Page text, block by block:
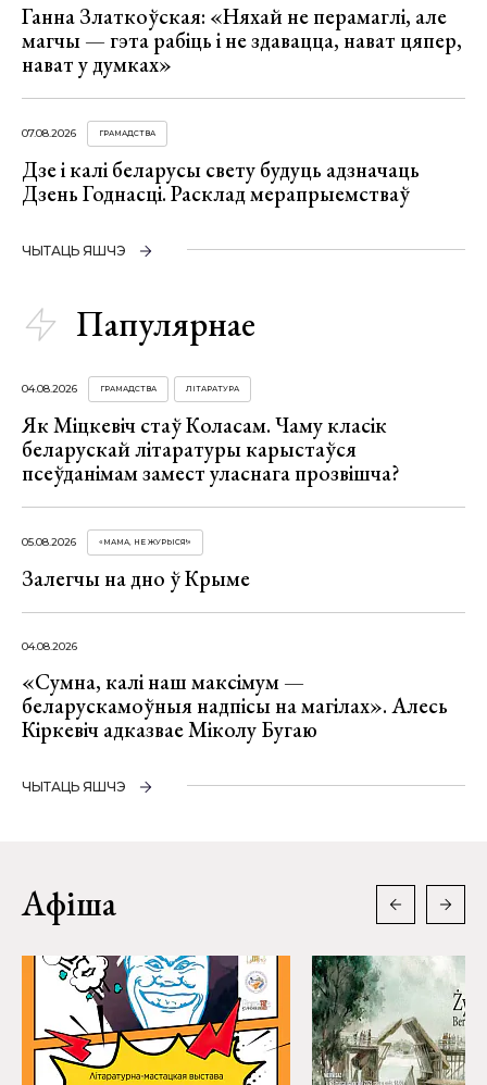
Ганна Златкоўская: «Няхай не перамаглі, але
магчы — гэта рабіць і не здавацца, нават цяпер,
нават у думках»
07.08.2026 ГРАМАДСТВА
Дзе і калі беларусы свету будуць адзначаць
Дзень Годнасці. Расклад мерапрыемстваў
ЧЫТАЦЬ ЯШЧЭ
Папулярнае
04.08.2026 ГРАМАДСТВА ЛІТАРАТУРА
Як Міцкевіч стаў Коласам. Чаму класік
беларускай літаратуры карыстаўся
псеўданімам замест уласнага прозвішча?
05.08.2026 «МАМА, НЕ ЖУРЫСЯ!»
Залегчы на дно ў Крыме
04.08.2026
«Сумна, калі наш максімум —
беларускамоўныя надпісы на магілах». Алесь
Кіркевіч адказвае Міколу Бугаю
ЧЫТАЦЬ ЯШЧЭ
Афіша